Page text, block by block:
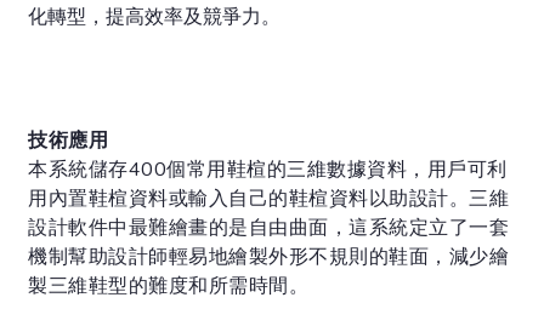
化轉型，提高效率及競爭力。
技術應用
本系統儲存400個常用鞋楦的三維數據資料，用戶可利
用內置鞋楦資料或輸入自己的鞋楦資料以助設計。三維
設計軟件中最難繪畫的是自由曲面，這系統定立了一套
機制幫助設計師輕易地繪製外形不規則的鞋面，減少繪
製三維鞋型的難度和所需時間。